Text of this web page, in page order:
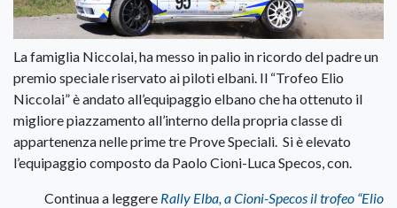
La famiglia Niccolai, ha messo in palio in ricordo del padre un
premio speciale riservato ai piloti elbani. Il “Trofeo Elio
Niccolai” è andato all’equipaggio elbano che ha ottenuto il
migliore piazzamento all’interno della propria classe di
appartenenza nelle prime tre Prove Speciali. Si è elevato
l’equipaggio composto da Paolo Cioni-Luca Specos, con.
Continua a leggere Rally Elba, a Cioni-Specos il trofeo “Elio